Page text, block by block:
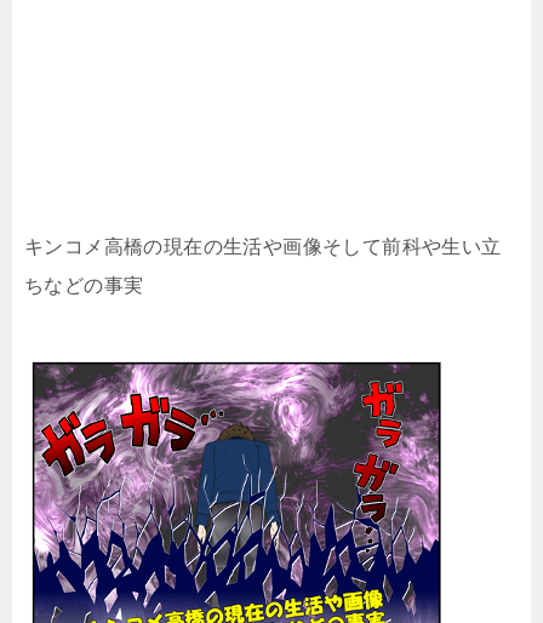
キンコメ高橋の現在の生活や画像そして前科や生い立
ちなどの事実